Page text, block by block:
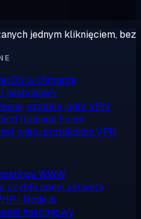
jednym kliknięciem, bez
w chmurze
hostingowy
szybkie jądro VPN
tradingu Forex
wielu protokołów VPN
WWW
szybki panel serwera
i Node.js
hostingowy